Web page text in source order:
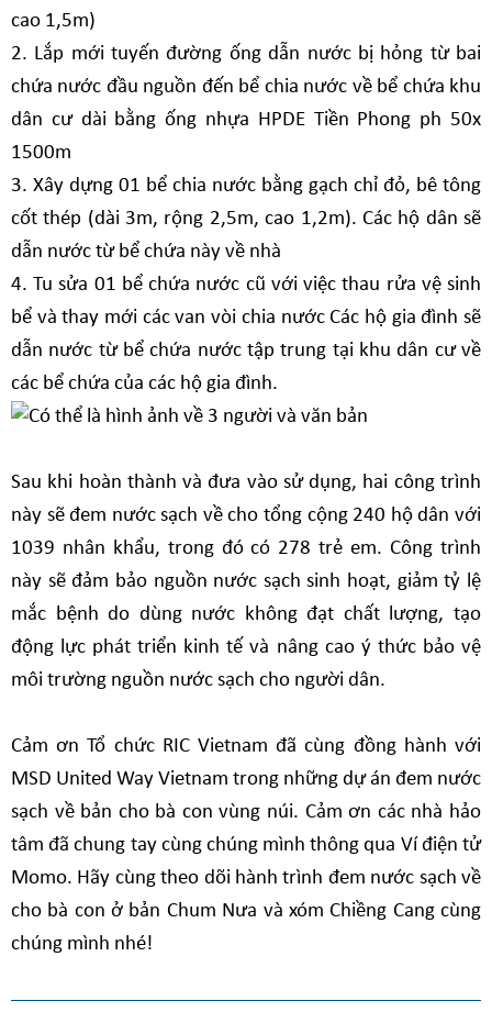
cao 1,5m)
2. Lắp mới tuyến đường ống dẫn nước bị hỏng từ bai
chứa nước đầu nguồn đến bể chia nước về bể chứa khu
dân cư dài bằng ống nhựa HPDE Tiền Phong ph 50x
1500m
3. Xây dựng 01 bể chia nước bằng gạch chỉ đỏ, bê tông
cốt thép (dài 3m, rộng 2,5m, cao 1,2m). Các hộ dân sẽ
dẫn nước từ bể chứa này về nhà
4. Tu sửa 01 bể chứa nước cũ với việc thau rửa vệ sinh
bể và thay mới các van vòi chia nước Các hộ gia đình sẽ
dẫn nước từ bể chứa nước tập trung tại khu dân cư về
các bể chứa của các hộ gia đình.
Sau khi hoàn thành và đưa vào sử dụng, hai công trình
này sẽ đem nước sạch về cho tổng cộng 240 hộ dân với
1039 nhân khẩu, trong đó có 278 trẻ em. Công trình
này sẽ đảm bảo nguồn nước sạch sinh hoạt, giảm tỷ lệ
mắc bệnh do dùng nước không đạt chất lượng, tạo
động lực phát triển kinh tế và nâng cao ý thức bảo vệ
môi trường nguồn nước sạch cho người dân.
Cảm ơn Tổ chức RIC Vietnam đã cùng đồng hành với
MSD United Way Vietnam trong những dự án đem nước
sạch về bản cho bà con vùng núi. Cảm ơn các nhà hảo
tâm đã chung tay cùng chúng mình thông qua Ví điện tử
Momo. Hãy cùng theo dõi hành trình đem nước sạch về
cho bà con ở bản Chum Nưa và xóm Chiềng Cang cùng
chúng mình nhé!